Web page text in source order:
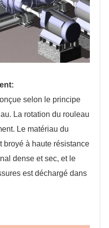
selon le principe
La rotation du rouleau
Le matériau du
broyé à haute résistance
dense et sec, et le
est déchargé dans